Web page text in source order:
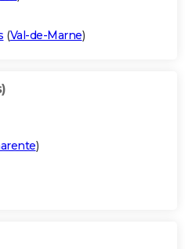
(Val-de-Marne)
)